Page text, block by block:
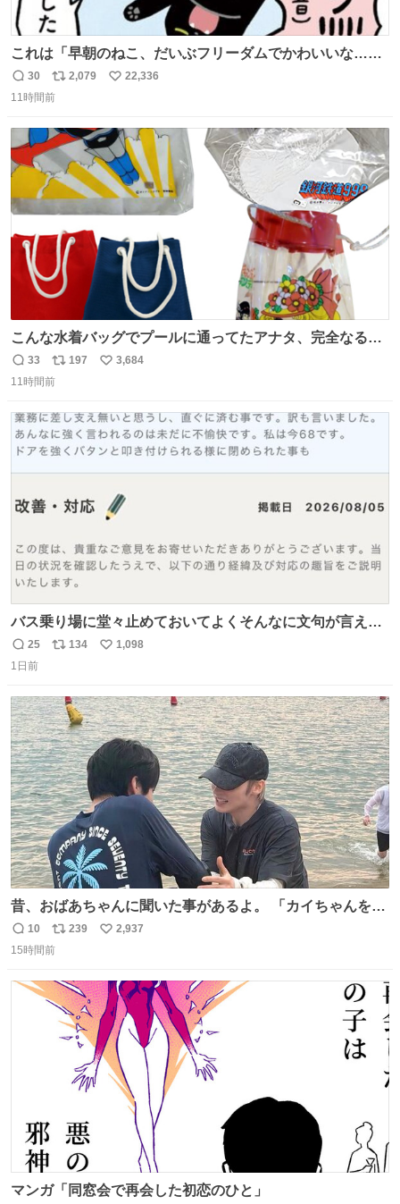
これは「早朝のねこ、だいぶフリーダムでかわいいな…」
の絵日記です🎐
返
信
30
リ
ポ
ト
数
2,079
い
数
22,336
11時間前
こんな水着バッグでプールに通ってたアナタ、完全なる同
世代（笑） #70年代 #80年代 #昭和レトロ
返
信
33
リ
ポ
ト
数
197
い
数
3,684
11時間前
バス乗り場に堂々止めておいてよくそんなに文句が言える
ね 運転士は日本人やったのなら韓国人は関係ないし、なん
なら68歳も関係ない…
返
信
25
リ
ト
数
134
い
数
1,098
1日前
昔、おばあちゃんに聞いた事があるよ。 「カイちゃんをい
じめると、アイツが海から上がって来るぞ。」って。
返
信
10
リ
ポ
ト
数
239
い
数
2,937
15時間前
マンガ「同窓会で再会した初恋のひと」